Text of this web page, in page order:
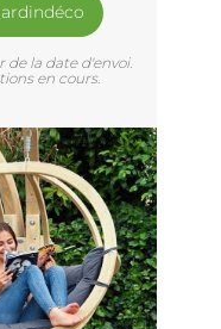
de la date d'envoi.
en cours.